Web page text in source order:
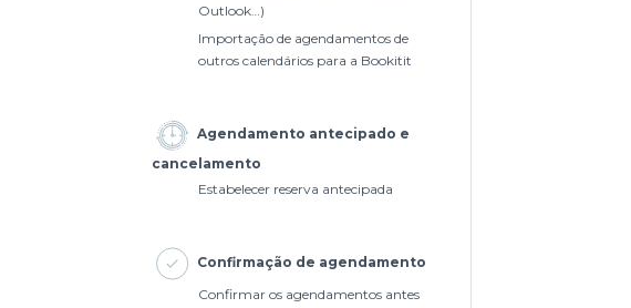
Outlook…)
Importação de agendamentos de
outros calendários para a Bookitit
Agendamento antecipado e
cancelamento
Estabelecer reserva antecipada
Confirmação de agendamento
Confirmar os agendamentos antes